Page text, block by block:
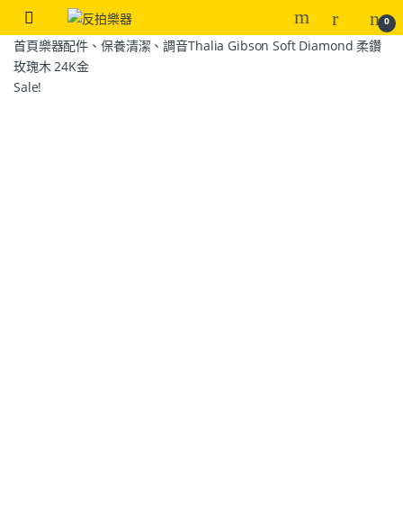
0
首頁樂器配件、保養清潔、調音Thalia Gibson Soft Diamond 柔鑽
玫瑰木 24K金
Sale!